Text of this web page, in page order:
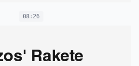
08:26
Rakete